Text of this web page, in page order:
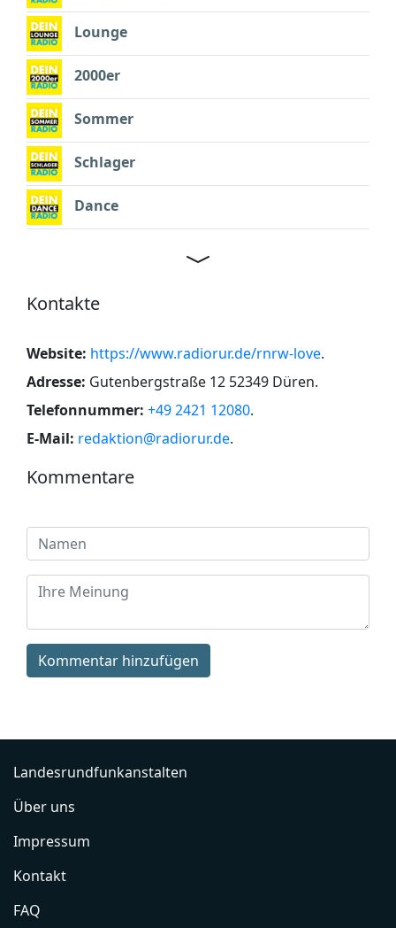
Lounge
2000er
Sommer
Schlager
Dance
Kontakte
Website: https://www.radiorur.de/rnrw-love.
Adresse: Gutenbergstraße 12 52349 Düren.
Telefonnummer: +49 2421 12080.
E-Mail: redaktion@radiorur.de.
Kommentare
Kommentar hinzufügen
Landesrundfunkanstalten
Über uns
Impressum
Kontakt
FAQ